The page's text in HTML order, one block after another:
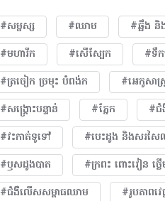
#សម្ផស្ស #ឈាម
#ឆ្អឹង និ
#មហារីក​
#សើស្បែក
#ទឹក
#ត្រចៀក ច្រមុះ បំពង់ក
#អេកូសាស្
#សង្គ្រោះបន្ទាន់
#ភ្នែក​
#ជំ
#វះកាត់ទូទៅ
#បេះដូង​ និងសរស
#ឫសដូងបាត
#ក្រពះ ពោះវៀន ថ្ល
#ជំងឺលើសសម្ពាធឈាម
#​រូបភាពវេ